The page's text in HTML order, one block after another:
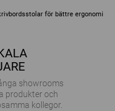
för bättre ergonomi
showrooms
produkter och
kollegor.